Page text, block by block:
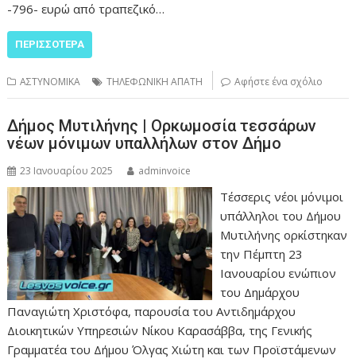
-796- ευρώ από τραπεζικό…
ΠΕΡΙΣΣΌΤΕΡΑ
ΑΣΤΥΝΟΜΙΚΑ ΤΗΛΕΦΩΝΙΚΗ ΑΠΑΤΗ Αφήστε ένα σχόλιο
Δήμος Μυτιλήνης | Ορκωμοσία τεσσάρων
νέων μόνιμων υπαλλήλων στον Δήμο
23 Ιανουαρίου 2025 adminvoice
Τέσσερις νέοι μόνιμοι
υπάλληλοι του Δήμου
Μυτιλήνης ορκίστηκαν
την Πέμπτη 23
Ιανουαρίου ενώπιον
του Δημάρχου
Παναγιώτη Χριστόφα, παρουσία του Αντιδημάρχου
Διοικητικών Υπηρεσιών Νίκου Καρασάββα, της Γενικής
Γραμματέα του Δήμου Όλγας Χιώτη και των Προϊστάμενων